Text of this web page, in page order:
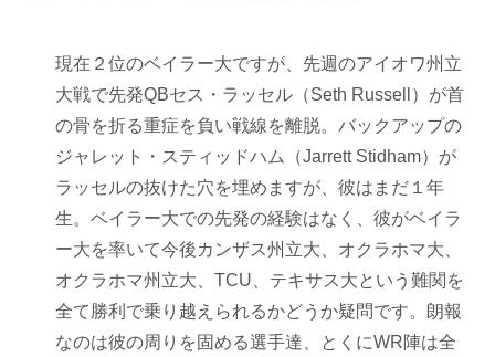
現在２位のベイラー大ですが、先週のアイオワ州立
大戦で先発QBセス・ラッセル（Seth Russell）が首
の骨を折る重症を負い戦線を離脱。バックアップの
ジャレット・スティッドハム（Jarrett Stidham）が
ラッセルの抜けた穴を埋めますが、彼はまだ１年
生。ベイラー大での先発の経験はなく、彼がベイラ
ー大を率いて今後カンザス州立大、オクラホマ大、
オクラホマ州立大、TCU、テキサス大という難関を
全て勝利で乗り越えられるかどうか疑問です。朗報
なのは彼の周りを固める選手達、とくにWR陣は全